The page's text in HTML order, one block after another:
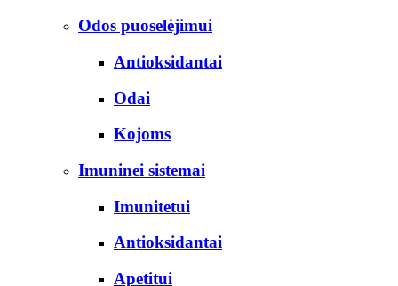
Odos puoselėjimui
Antioksidantai
Odai
Kojoms
Imuninei sistemai
Imunitetui
Antioksidantai
Apetitui